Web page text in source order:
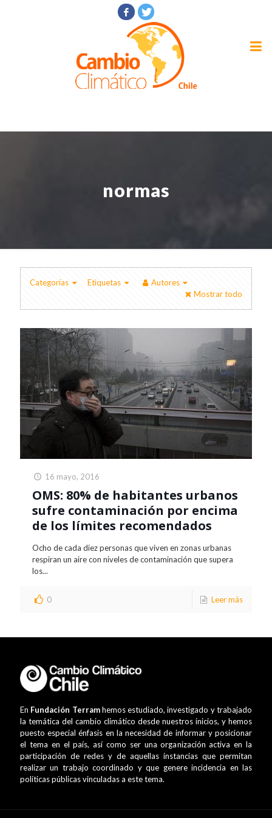
normas
Categorías Etiquetas
Autores
Mostrar todo
16 mayo, 2016
OMS: 80% de habitantes urbanos
sufre contaminación por encima
de los límites recomendados
Ocho de cada diez personas que viven en zonas urbanas
respiran un aire con niveles de contaminación que supera
los...
0 Leer más
En Fundación Terramhemos estudiado, investigado y trabajado
la temática del cambio climático desde nuestros inicios, y hemos
puesto especial énfasis en la necesidad de informar y posicionar
el tema en el país, así como ser una organización activa en la
participación de redes y de aquellas instancias que permitan
realizar un trabajo coordinado y que genere incidencia en las
políticas públicas vinculadas a este tema.